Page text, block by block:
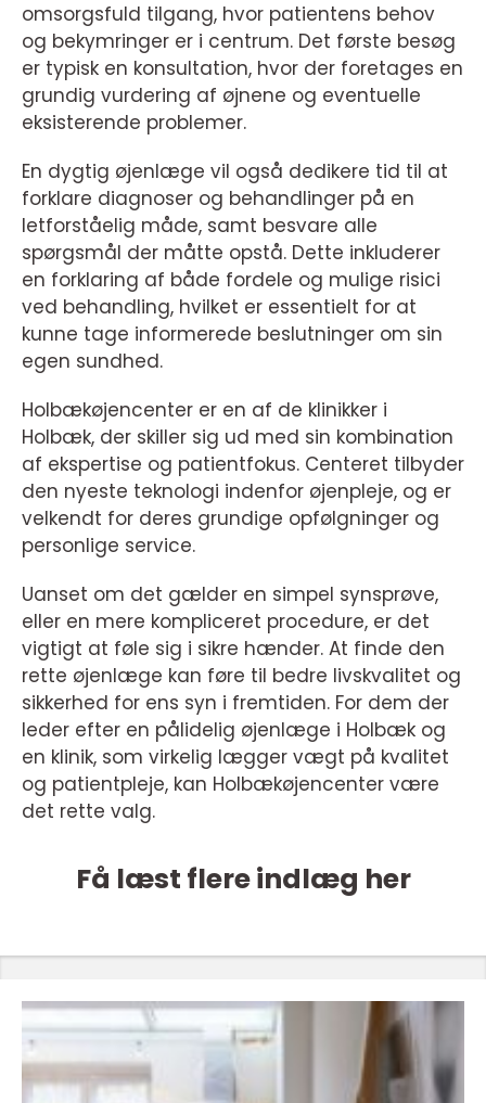
omsorgsfuld tilgang, hvor patientens behov
og bekymringer er i centrum. Det første besøg
er typisk en konsultation, hvor der foretages en
grundig vurdering af øjnene og eventuelle
eksisterende problemer.
En dygtig øjenlæge vil også dedikere tid til at
forklare diagnoser og behandlinger på en
letforståelig måde, samt besvare alle
spørgsmål der måtte opstå. Dette inkluderer
en forklaring af både fordele og mulige risici
ved behandling, hvilket er essentielt for at
kunne tage informerede beslutninger om sin
egen sundhed.
Holbækøjencenter er en af de klinikker i
Holbæk, der skiller sig ud med sin kombination
af ekspertise og patientfokus. Centeret tilbyder
den nyeste teknologi indenfor øjenpleje, og er
velkendt for deres grundige opfølgninger og
personlige service.
Uanset om det gælder en simpel synsprøve,
eller en mere kompliceret procedure, er det
vigtigt at føle sig i sikre hænder. At finde den
rette øjenlæge kan føre til bedre livskvalitet og
sikkerhed for ens syn i fremtiden. For dem der
leder efter en pålidelig øjenlæge i Holbæk og
en klinik, som virkelig lægger vægt på kvalitet
og patientpleje, kan Holbækøjencenter være
det rette valg.
Få læst flere indlæg her